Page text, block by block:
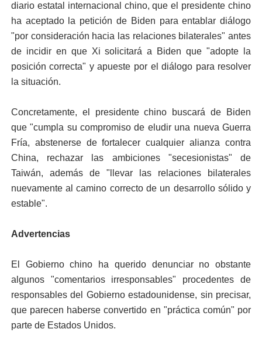
diario estatal internacional chino, que el presidente chino
ha aceptado la petición de Biden para entablar diálogo
"por consideración hacia las relaciones bilaterales" antes
de incidir en que Xi solicitará a Biden que "adopte la
posición correcta" y apueste por el diálogo para resolver
la situación.
Concretamente, el presidente chino buscará de Biden
que "cumpla su compromiso de eludir una nueva Guerra
Fría, abstenerse de fortalecer cualquier alianza contra
China, rechazar las ambiciones "secesionistas" de
Taiwán, además de "llevar las relaciones bilaterales
nuevamente al camino correcto de un desarrollo sólido y
estable".
Advertencias
El Gobierno chino ha querido denunciar no obstante
algunos "comentarios irresponsables" procedentes de
responsables del Gobierno estadounidense, sin precisar,
que parecen haberse convertido en "práctica común" por
parte de Estados Unidos.